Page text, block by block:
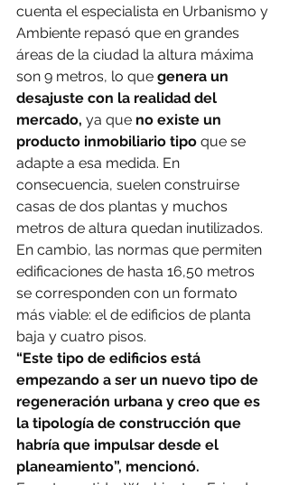
cuenta el especialista en Urbanismo y
Ambiente repasó que en grandes
áreas de la ciudad la altura máxima
son 9 metros, lo que genera un
desajuste con la realidad del
mercado, ya que no existe un
producto inmobiliario tipo que se
adapte a esa medida. En
consecuencia, suelen construirse
casas de dos plantas y muchos
metros de altura quedan inutilizados.
En cambio, las normas que permiten
edificaciones de hasta 16,50 metros
se corresponden con un formato
más viable: el de edificios de planta
baja y cuatro pisos.
“Este tipo de edificios está
empezando a ser un nuevo tipo de
regeneración urbana y creo que es
la tipología de construcción que
habría que impulsar desde el
planeamiento”, mencionó.